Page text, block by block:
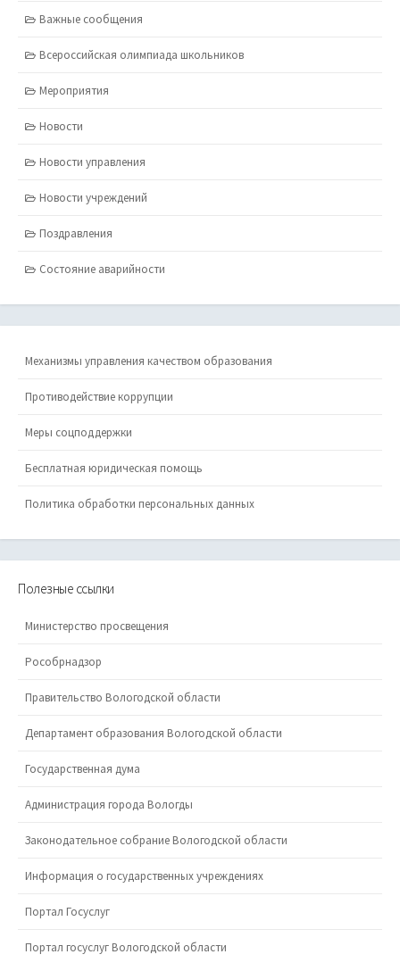
Важные сообщения
Всероссийская олимпиада школьников
Мероприятия
Новости
Новости управления
Новости учреждений
Поздравления
Состояние аварийности
Механизмы управления качеством образования
Противодействие коррупции
Меры соцподдержки
Бесплатная юридическая помощь
Политика обработки персональных данных
Полезные ссылки
Министерство просвещения
Рособрнадзор
Правительство Вологодской области
Департамент образования Вологодской области
Государственная дума
Администрация города Вологды
Законодательное собрание Вологодской области
Информация о государственных учреждениях
Портал Госуслуг
Портал госуслуг Вологодской области